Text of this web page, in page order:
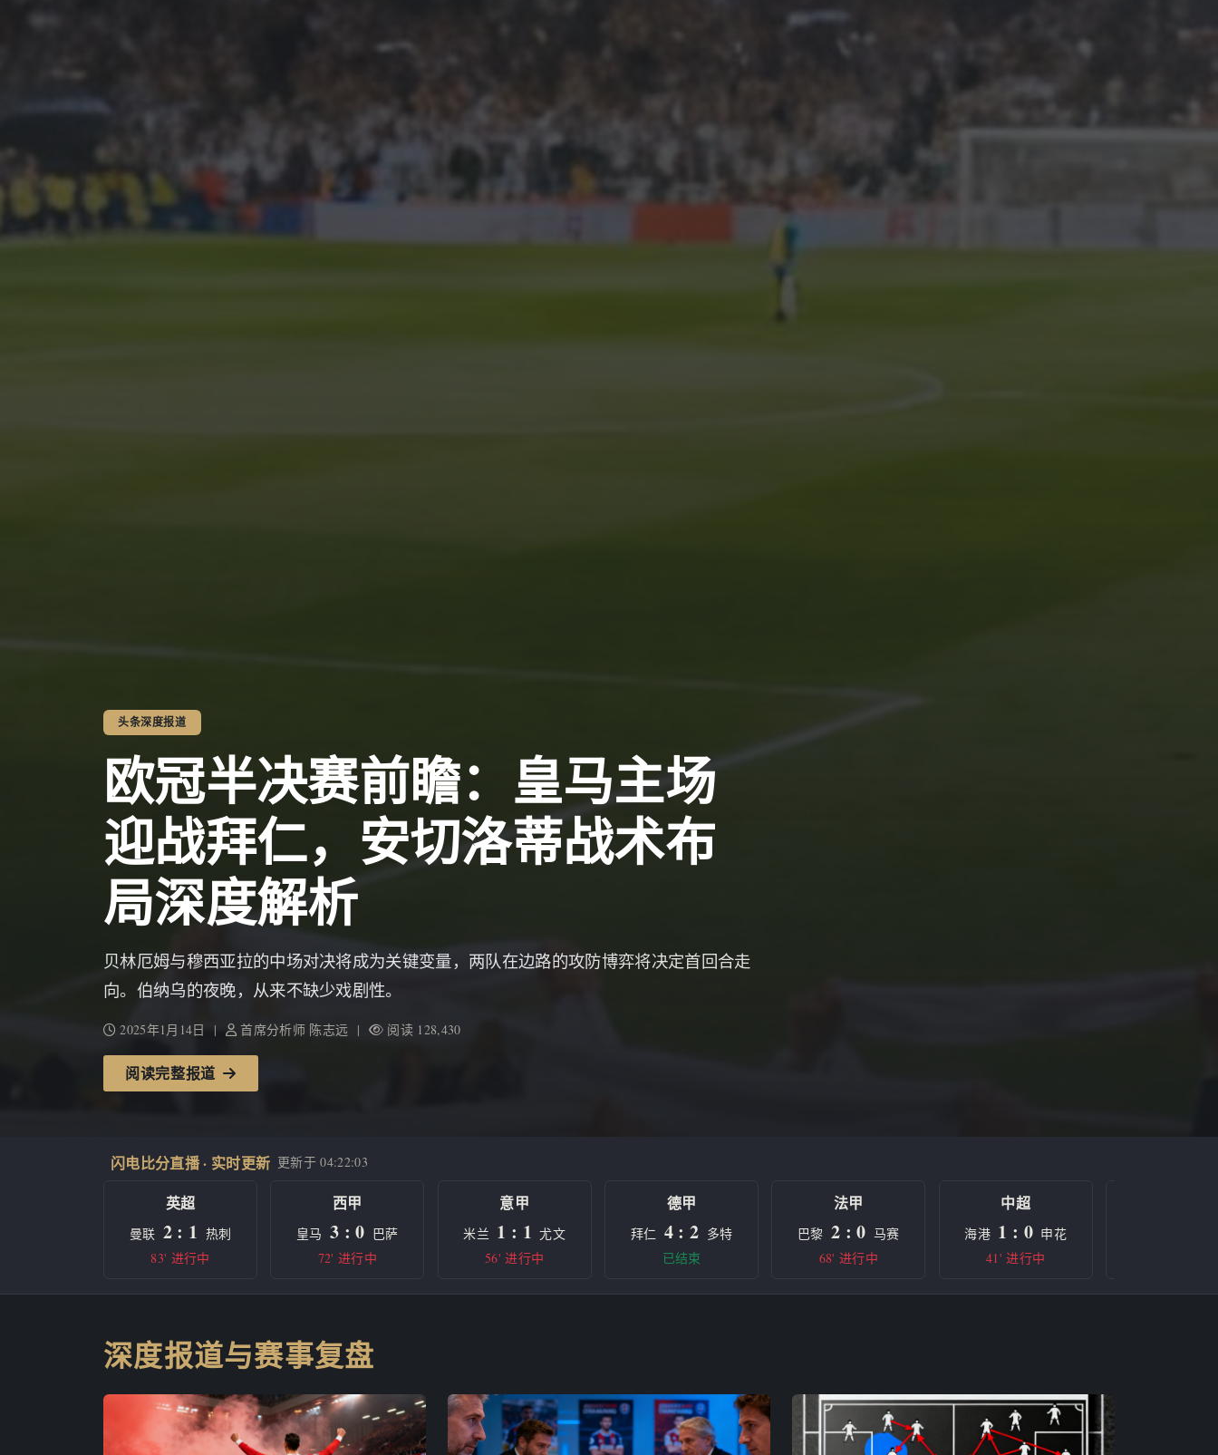
头条深度报道
欧冠半决赛前瞻：皇马主场
迎战拜仁，安切洛蒂战术布
局深度解析
贝林厄姆与穆西亚拉的中场对决将成为关键变量，两队在边路的攻防博弈将决定首回合走
向。伯纳乌的夜晚，从来不缺少戏剧性。
2025年1月14日 | 首席分析师 陈志远 | 阅读 128,430
阅读完整报道
闪电比分直播 · 实时更新 更新于04:22:03
英超
曼联 2 : 1 热刺
83' 进行中
西甲
皇马 3 : 0 巴萨
72' 进行中
意甲
米兰 1 : 1 尤文
56' 进行中
德甲
拜仁 4 : 2 多特
已结束
法甲
巴黎 2 : 0 马赛
68' 进行中
中超
海港 1 : 0 申花
41' 进行中
深度报道与赛事复盘